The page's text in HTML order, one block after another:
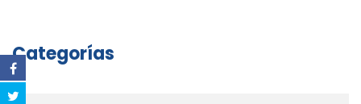
Categorías